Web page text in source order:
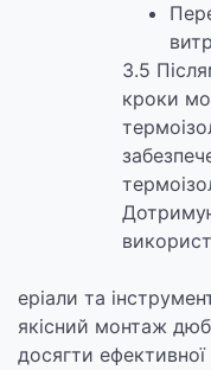
3.5
кроки
еріали та
якісний монтаж
досягти ефективної